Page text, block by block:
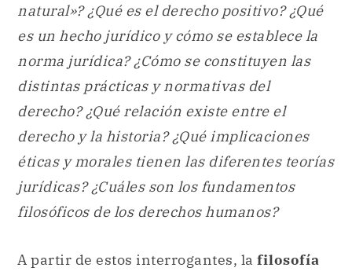
natural»? ¿Qué es el derecho positivo? ¿Qué
es un hecho jurídico y cómo se establece la
norma jurídica? ¿Cómo se constituyen las
distintas prácticas y normativas del
derecho? ¿Qué relación existe entre el
derecho y la historia? ¿Qué implicaciones
éticas y morales tienen las diferentes teorías
jurídicas? ¿Cuáles son los fundamentos
filosóficos de los derechos humanos?
A partir de estos interrogantes, la filosofía